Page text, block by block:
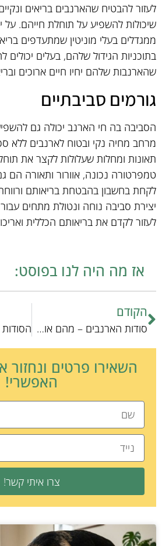
לעזור להבטיח שהארנבים בריאים
שיכולות להשפיע על תוחלת חייהם. על
ממגדלים בעלי מוניטין שמתעדפים
בתוכניות הגידול שלהם, בעלים יכולים
שהארנבות שלהם יחיו חיים ארוכים
גורמים סביבתיים
הסביבה בה חי הארנב יכולה גם
מרחב מחיה נקי ובטוח לארנבים ללא
תאונות ומחלות שעלולות לקצר את
טמפרטורה נכונה, אוורור ותאורה הם
לקחת בחשבון בהבטחת בריאותם
יצירת סביבה נוחה ונטולת מתחים
לעזור לקדם את בריאותם הכללית
אז מה היה לנו בפוסט:
הקודם
סודות הארנבים – מהם אוהבים?
השאירו פרטים ונחזור
האפשרי!
צרו איתי קשר!